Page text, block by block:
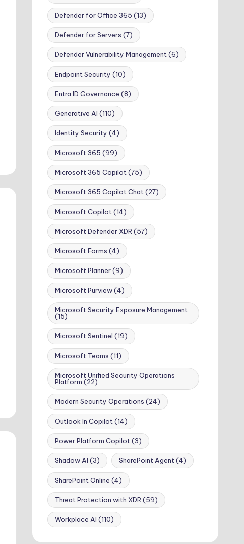
Defender for Office 365 (13)
Defender for Servers (7)
Defender Vulnerability Management (6)
Endpoint Security (10)
Entra ID Governance (8)
Generative AI (110)
Identity Security (4)
Microsoft 365 (99)
Microsoft 365 Copilot (75)
Microsoft 365 Copilot Chat (27)
Microsoft Copilot (14)
Microsoft Defender XDR (57)
Microsoft Forms (4)
Microsoft Planner(9)
Microsoft Purview(4)
Microsoft Security Exposure Management
(15)
Microsoft Sentinel (19)
Microsoft Teams (11)
Microsoft Unified Security Operations
Platform (22)
Modern Security Operations (24)
Outlook In Copilot (14)
Power Platform Copilot (3)
Shadow AI (3) SharePoint Agent (4)
SharePoint Online (4)
Threat Protection with XDR (59)
Workplace AI (110)